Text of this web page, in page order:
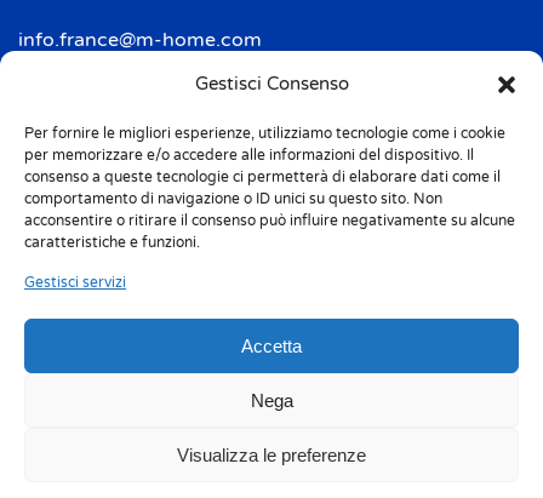
Gestisci Consenso
Per fornire le migliori esperienze, utilizziamo tecnologie come i cookie
per memorizzare e/o accedere alle informazioni del dispositivo. Il
consenso a queste tecnologie ci permetterà di elaborare dati come il
comportamento di navigazione o ID unici su questo sito. Non
acconsentire o ritirare il consenso può influire negativamente su alcune
caratteristiche e funzioni.
Gestisci servizi
Accetta
Nega
Visualizza le preferenze
info.france@m-home.com
Address: Ctra de Girona, km. 101.5
E-17160 Angles (Girona)
Tel. + 34 9 72 42 32 50
Fax + 34 9 72 42 30 50
info.spain@m-home.com
Cookie Policy (UE)